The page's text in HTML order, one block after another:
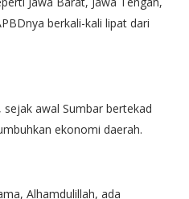
berkali-kali lipat dari
awal Sumbar bertekad
ekonomi daerah.
Alhamdulillah, ada